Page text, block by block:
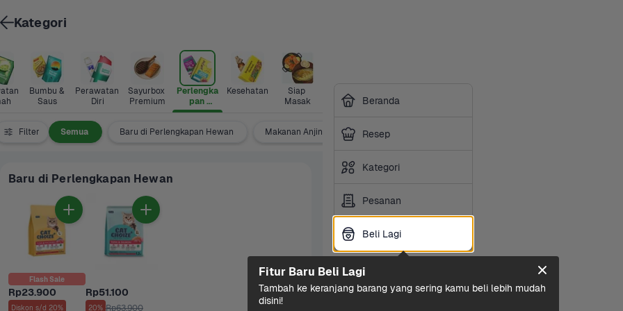
Bumbu &
Saus
Perawatan
Diri
Sayurbox
Premium
Perlengka
pan
Hewan
Kesehatan
Siap
Masak
Filter Semua Baru di Perlengkapan Hewan Makanan Anjing Makanan Kucing
Baru di Perlengkapan Hewan
Flash Sale
Rp23.900
Diskon s/d 20%
Rp51.100
20% Rp63.900
Beranda
Resep
Kategori
Pesanan
Beli Lagi
Kategori
Beli Lagi
Fitur Baru Beli Lagi
Tambah ke keranjang barang yang sering kamu beli lebih mudah
disini!